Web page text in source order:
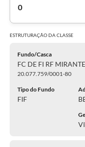
0
ESTRUTURAÇÃO DACLASSE
Fundo/Casca
FC DE FI RF
20.077.759/0001-80
Tipo do Fundo
FIF